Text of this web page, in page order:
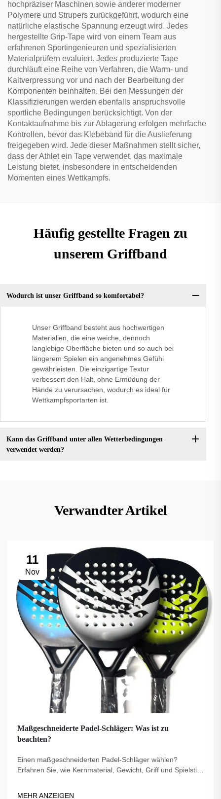
hochpräziser Maschinen sowie anderer moderner
Polymere und Strupers zurückgeführt, wodurch eine
natürliche elastische Spannung erzeugt wird. Jedes
hergestellte Grip-Tape wird von einem Team aus
erfahrenen Sportingenieuren und spezialisierten
Materialprüfern evaluiert. Jedes produzierte Tape
durchläuft eine Reihe von Verfahren, die Warm- und
Kaltverpressung vor und nach der Bearbeitung der
Komponenten beinhalten. Bei den Messungen der
Klassifizierungen werden ebenfalls anspruchsvolle
sportliche Bedingungen berücksichtigt. Von der
Kontaktaufnahme bis zur Ablagerung erfolgen mehrfache
Kontrollen, bevor das Klebeband für die Auslieferung
freigegeben wird. Jede dieser Maßnahmen stellt sicher,
dass der Athlet ein Tape verwendet, das maximale
Leistung bietet, insbesondere in entscheidenden
Momenten eines Wettkampfs.
Häufig gestellte Fragen zu
unserem Griffband
Wodurch ist unser Griffband so komfortabel?
Unser Griffband besteht aus hochwertigen
Materialien, die eine weiche, dennoch
langlebige Oberfläche bieten und so auch bei
längerem Spielen ein angenehmes Gefühl
gewährleisten. Die einzigartige Textur
verbessert den Halt, ohne Ermüdung der
Hände zu verursachen, wodurch es ideal für
Wettkampfsportarten ist.
Kann das Griffband unter allen Wetterbedingungen
verwendet werden?
Verwandter Artikel
11
Nov
Maßgeschneiderte Padel-Schläger: Was ist zu
beachten?
Einen maßgeschneiderten Padel-Schläger wählen?
Erfahren Sie, wie Kernmaterial, Gewicht, Griff und Spielstil
MEHR ANZEIGEN